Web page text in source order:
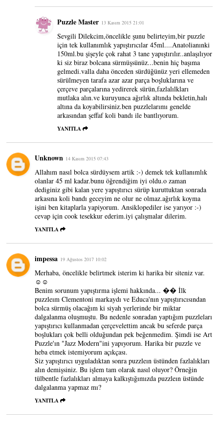
Puzzle Master 13 Kasım 2015 21:01
Sevgili Dilekcim,öncelikle şunu belirteyim,bir puzzle
için tek kullanımlık yapıştırıcılar 45ml....Anatolianınki
150ml.bu şişeyle çok rahat 3 tane yapıştırılır..anlaşılıyor
ki siz biraz bolcana sürmüşsünüz...benin hiç başıma
gelmedi.valla daha önceden sürdüğünüz yeri ellemeden
sürülmeyen tarafa azar azar parça boşluklarına ve
çerçeve parçalarına yedirerek sürün,fazlalılkları
mutlaka alın.ve kuruyunca ağırlık altında bekletin,halı
altına da koyabilirsiniz.ben puzzlelarımı genelde
arkasından şeffaf koli bandı ile bantlıyorum.
YANITLA
Unknown 14 Kasım 2015 07:43
Allahım nasıl bolca sürdüysem artik :-) demek tek kullanımlık
olanlar 45 ml kadar.bunu öğrendiğim iyi oldu.o zaman
dediginiz gibi kalan yere yapıştırıcı sürüp kuruttuktan sonrada
arkasına koli bandı geceyim ne olur ne olmaz.ağırlık koyma
işini ben kitaplarla yapiyorum. Ansiklopediler ise yarıyor :-)
cevap için cook tesekkur ederim.iyi çalışmalar dilerim.
YANITLA
impessa 19 Ağustos 2017 10:02
Merhaba, öncelikle belirtmek isterim ki harika bir siteniz var.
☺️☺️
Benim sorunum yapıştırma işlemi hakkında... �� İlk
puzzleım Clementoni markaydı ve Educa'nın yapıştırıcısından
bolca sürmüş olacağım ki siyah yerlerinde bir miktar
dalgalanma oluşmuştu. Bu nedenle sonradan yaptığım puzzleları
yapıştırıcı kullanmadan çerçevelettim ancak bu seferde parça
boşlukları çok belli olduğundan pek beğenmedim. Şimdi ise Art
Puzzle'ın "Jazz Modern"ini yapıyorum. Harika bir puzzle ve
heba etmek istemiyorum açıkçası.
Siz yapıştırıcı uyguladıktan sonra puzzleın üstünden fazlalıkları
alın demişsiniz. Bu işlem tam olarak nasıl oluyor? Örneğin
tülbentle fazlalıkları almaya kalkıştığımızda puzzleın üstünde
dalgalanma yapmaz mı?
YANITLA